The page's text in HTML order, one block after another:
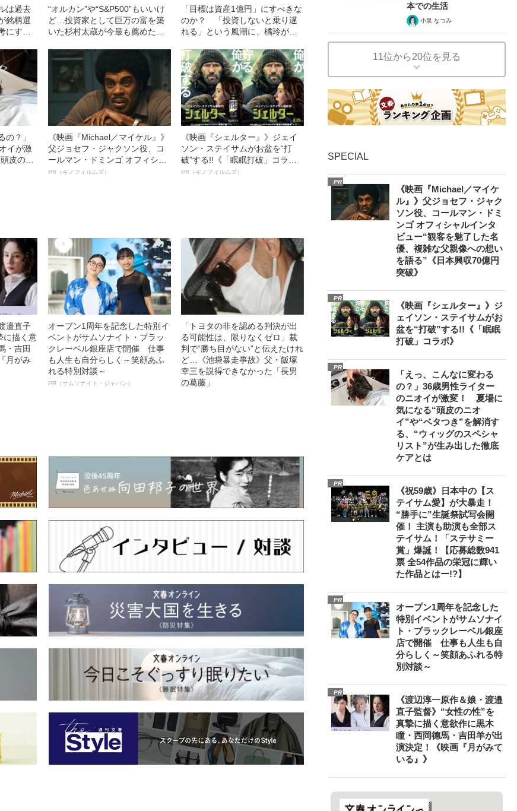
は過去
銘柄選
にする
“オルカン”や“S&P500”もいいけ
ど…投資家として巨万の富を築
いた杉村太蔵が今最も薦めたい
「目標は資産1億円」にすべきな
のか？ 「投資しないと乗り遅
れる」という風潮に、橘玲が疑
の？」
イが激
皮のニ
す
《映画『Michael／マイケル』》
父ジョセフ・ジャクソン役、コ
ールマン・ドミンゴ オフィシャ
ルインタビュー“観客を魅了した
PR（キノフィルムズ）
《映画『シェルター』》ジェイ
ソン・ステイサムがお盆を“打
破”する!!《「眠眠打破」コラ
ボ》
PR（キノフィルムズ）
邉直子
に描く意
・吉田
月がみ
オープン1周年を記念した特別イ
ベントがサムソナイト・ブラッ
クレーベル銀座店で開催 仕事
も人生も自分らしく～笑顔あふ
れる特別対談～
PR（サムソナイト・ジャパン）
「トヨタの非を認める判決が出
る可能性は、限りなくゼロ」裁
判で“勝ち目がない”と伝えたけれ
ど…《池袋暴走事故》父・飯塚
幸三を説得できなかった「長男
の葛藤」
本での生活
小泉 なつみ
11位から20位を見る
SPECIAL
PR
《映画『Michael／マイケ
ル』》父ジョセフ・ジャク
ソン役、コールマン・ドミ
ンゴ オフィシャルインタ
ビュー“観客を魅了した名
優、複雑な父親像への想い
を語る”《日本興収70億円
突破》
PR
《映画『シェルター』》ジ
ェイソン・ステイサムがお
盆を“打破”する!!《「眠眠
打破」コラボ》
PR
「えっ、こんなに変わる
の？」36歳男性ライター
のニオイが激変！ 夏場に
気になる“頭皮のニオ
イ”や“ベタつき”を解消す
る、“ウィッグのスペシャ
リスト”が生み出した徹底
ケアとは
PR
《祝59歳》日本中の【ス
テイサム愛】が大暴走！
“勝手に”生誕祭試写会開
催！ 主演も助演も全部ス
テイサム！「ステサミー
賞」爆誕！【応募総数941
票 全54作品の栄冠に輝い
た作品とはー!?】
PR
オープン1周年を記念した
特別イベントがサムソナイ
ト・ブラックレーベル銀座
店で開催 仕事も人生も自
分らしく～笑顔あふれる特
別対談～
PR
《渡辺淳一原作＆娘・渡邉
直子監督》“女性の性”を
真摯に描く意欲作に黒木
瞳・西岡德馬・吉田羊が出
演決定！《映画『月がみて
いる』》